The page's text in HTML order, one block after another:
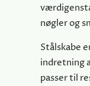
nøgler og
Stålskabe
indretning
passer til